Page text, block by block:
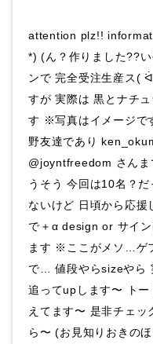
attention plz!!
*) (ん？作りました??いや作ります
ンで‪ 完全受注生産ス( ᐛ )وｱﾊ♪ ンで… 写真は白ボディで
すが 実際は 黒とナチ
す ※写真はイメージで
野友達であり
@joyntfreedom さんまで
うそう 今回は10名？
ないけど‪ 日頃から応援してくれてる皆さんにサプライズ
で＋‪α design or サイン(※気まぐれ)プレゼント？考えて
ます ※ここがメソ…ゲフン
で… 値段やらsizeやら
追ってupします〜 ト
えてます〜 是非チェッ
ら〜 (お見知りおきの